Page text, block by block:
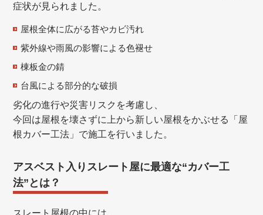
症状が見られました。
屋根全体に広がる苔やカビ汚れ
紫外線や雨風の影響による色褪せ
棟板金の錆
台風による部分的な破損
劣化の進行や災害リスクを考慮し、
今回は屋根を壊さずに上から新しい屋根をかぶせる「屋
根カバー工法」で施工を行いました。
アスベスト入りスレート屋に最適な“カバー工
法”とは？
スレート屋根の中には、